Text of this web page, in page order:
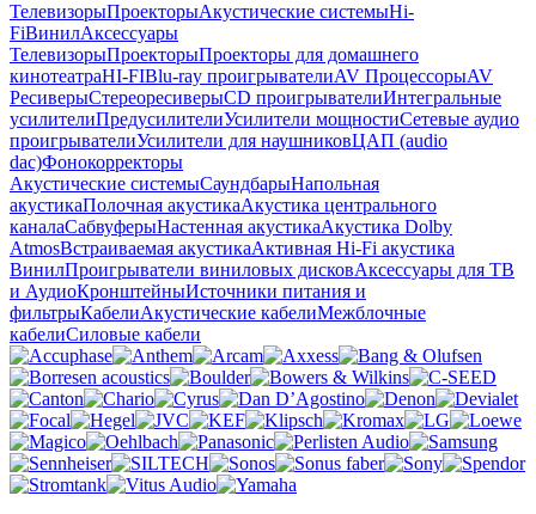
ТелевизорыПроекторыАкустические системыHi-
FiВинилАксессуары
ТелевизорыПроекторыПроекторы для домашнего
кинотеатраHI-FIBlu-ray проигрывателиAV ПроцессорыAV
РесиверыСтереоресиверыCD проигрывателиИнтегральные
усилителиПредусилителиУсилители мощностиСетевые аудио
проигрывателиУсилители для наушниковЦАП (audio
dac)Фонокорректоры
Акустические системыСаундбарыНапольная
акустикаПолочная акустикаАкустика центрального
каналаСабвуферыНастенная акустикаАкустика Dolby
AtmosВстраиваемая акустикаАктивная Hi-Fi акустика
ВинилПроигрыватели виниловых дисковАксессуары для ТВ
и АудиоКронштейныИсточники питания и
фильтрыКабелиАкустические кабелиМежблочные
кабелиСиловые кабели